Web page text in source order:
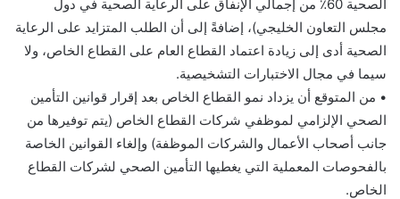
الصحية 60٪ من إجمالي الإنفاق على الرعاية الصحية في دول
مجلس التعاون الخليجي)، إضافةً إلى أن الطلب المتزايد على الرعاية
الصحية أدى إلى زيادة اعتماد القطاع العام على القطاع الخاص، ولا
سيما في مجال الاختبارات التشخيصية.
• من المتوقع أن يزداد نمو القطاع الخاص بعد إقرار قوانين التأمين
الصحي الإلزامي لموظفي شركات القطاع الخاص (يتم توفيرها من
جانب أصحاب الأعمال والشركات الموظفة) وإلغاء القوانين الخاصة
بالفحوصات المعملية التي يغطيها التأمين الصحي لشركات القطاع
الخاص.